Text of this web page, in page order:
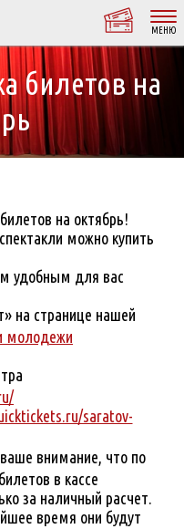
МЕНЮ
билетов на
на октябрь!
можно купить
удобным для вас
на странице нашей
молодежи
saratov-
внимание, что по
в кассе
за наличный расчет.
время они будут